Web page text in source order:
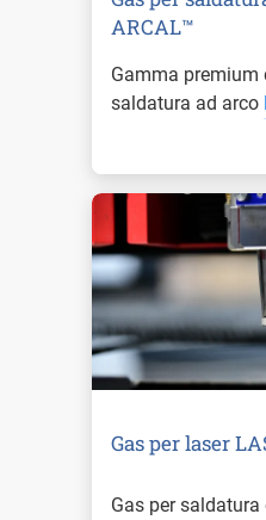
ARCAL™
Gamma premium
saldatura ad arco
Gas per laser
Gas per